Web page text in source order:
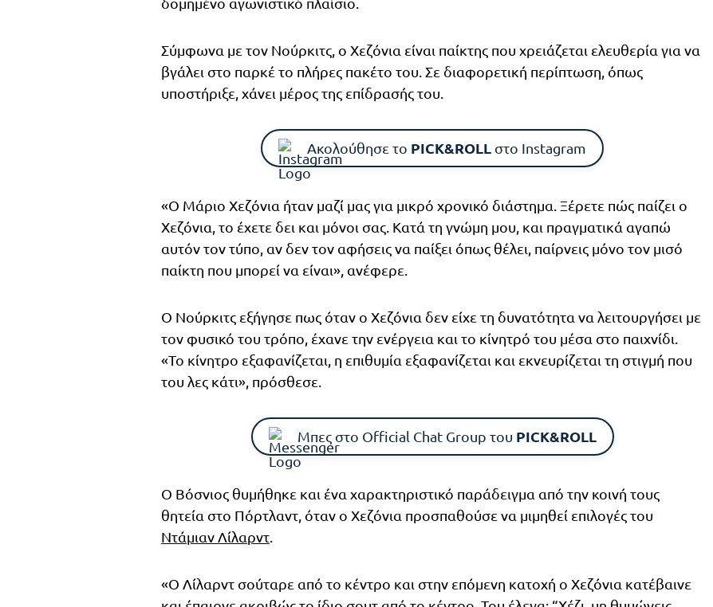
Σύμφωνα με τον Νούρκιτς, ο Χεζόνια είναι παίκτης που χρειάζεται ελευθερία για να
βγάλει στο παρκέ το πλήρες πακέτο του. Σε διαφορετική περίπτωση, όπως
υποστήριξε, χάνει μέρος της επίδρασής του.
Ακολούθησε το PICK&ROLL στο Instagram
«Ο Μάριο Χεζόνια ήταν μαζί μας για μικρό χρονικό διάστημα. Ξέρετε πώς παίζει ο
Χεζόνια, το έχετε δει και μόνοι σας. Κατά τη γνώμη μου, και πραγματικά αγαπώ
αυτόν τον τύπο, αν δεν τον αφήσεις να παίξει όπως θέλει, παίρνεις μόνο τον μισό
παίκτη που μπορεί να είναι», ανέφερε.
Ο Νούρκιτς εξήγησε πως όταν ο Χεζόνια δεν είχε τη δυνατότητα να λειτουργήσει με
τον φυσικό του τρόπο, έχανε την ενέργεια και το κίνητρό του μέσα στο παιχνίδι.
«Το κίνητρο εξαφανίζεται, η επιθυμία εξαφανίζεται και εκνευρίζεται τη στιγμή που
του λες κάτι», πρόσθεσε.
Μπες στο Official Chat Group του PICK&ROLL
Ο Βόσνιος θυμήθηκε και ένα χαρακτηριστικό παράδειγμα από την κοινή τους
θητεία στο Πόρτλαντ, όταν ο Χεζόνια προσπαθούσε να μιμηθεί επιλογές του
Ντάμιαν Λίλαρντ.
«Ο Λίλαρντ σούταρε από το κέντρο και στην επόμενη κατοχή ο Χεζόνια κατέβαινε